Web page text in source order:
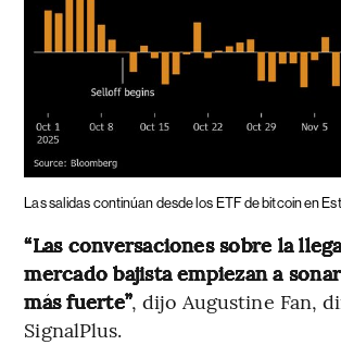
Las salidas continúan desde los ETF de bitcoin en
“Las conversaciones sobre la
mercado bajista empiezan a
más fuerte”, dijo Augustine Fan,
SignalPlus.